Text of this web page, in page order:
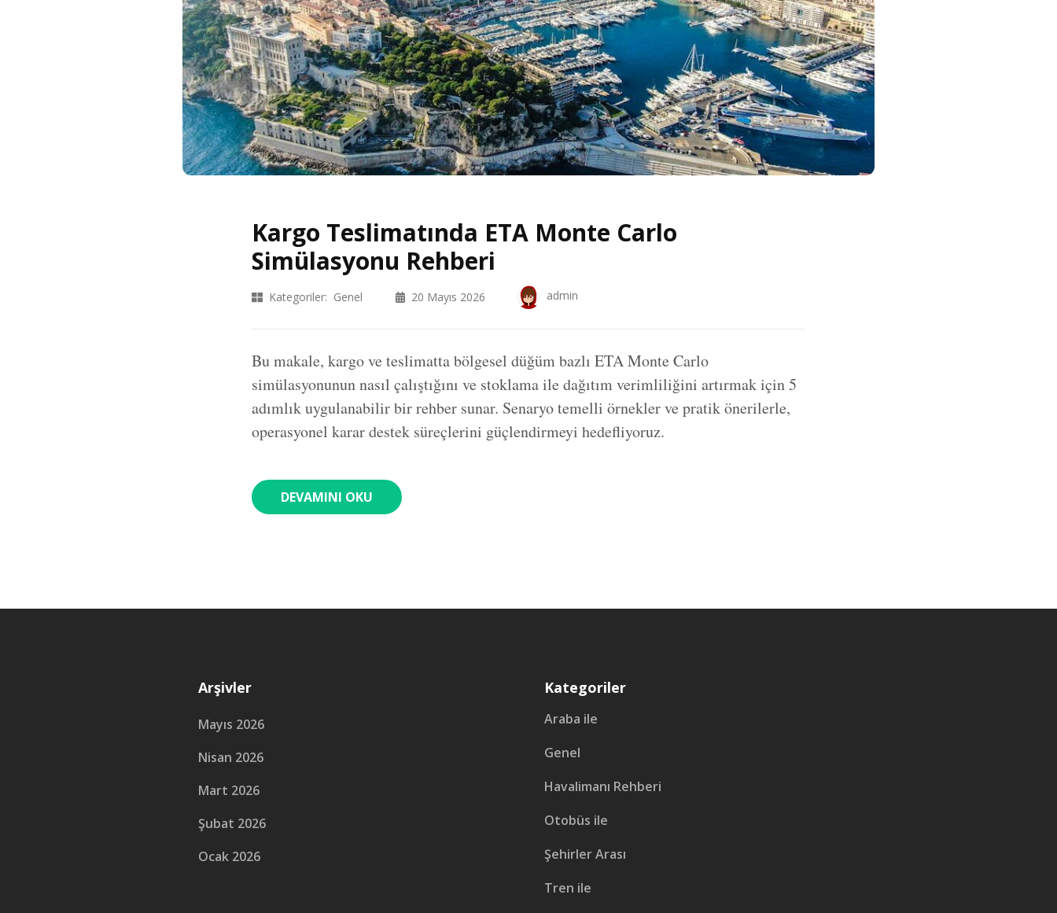
Kargo Teslimatında ETA Monte Carlo
Simülasyonu Rehberi
Kategoriler: Genel 20 Mayıs 2026 admin
Bu makale, kargo ve teslimatta bölgesel düğüm bazlı ETA Monte Carlo
simülasyonunun nasıl çalıştığını ve stoklama ile dağıtım verimliliğini artırmak için 5
adımlık uygulanabilir bir rehber sunar. Senaryo temelli örnekler ve pratik önerilerle,
operasyonel karar destek süreçlerini güçlendirmeyi hedefliyoruz.
DEVAMINI OKU
Arşivler
Mayıs 2026
Nisan 2026
Mart 2026
Şubat 2026
Ocak 2026
Kategoriler
Araba ile
Genel
Havalimanı Rehberi
Otobüs ile
Şehirler Arası
Tren ile